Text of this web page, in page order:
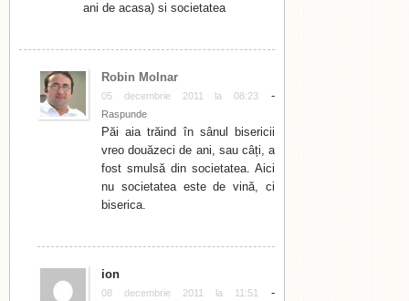
ani de acasa) si societatea
Robin Molnar
05 decembrie 2011 la 08:23 -
Raspunde
Păi aia trăind în sânul bisericii
vreo douăzeci de ani, sau câți, a
fost smulsă din societatea. Aici
nu societatea este de vină, ci
biserica.
ion
08 decembrie 2011 la 11:51 -